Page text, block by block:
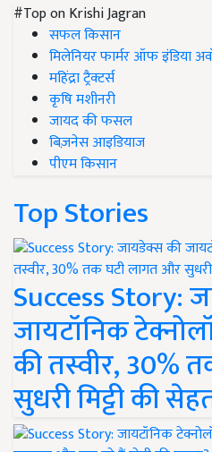
#Top on Krishi Jagran
सफल किसान
मिलेनियर फार्मर ऑफ इंडिया
महिंद्रा ट्रैक्टर्स
कृषि मशीनरी
जायद की फसल
बिज़नेस आइडियाज
पीएम किसान
Top Stories
Success Story:
जायटॉनिक
की तस्वीर, 30%
सुधरी मिट्टी की